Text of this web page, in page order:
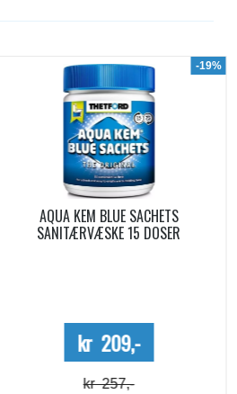
-7%
AQUA SOFT TOALETTPAPIR 6 RULLER
kr 69,-
kr 74,-